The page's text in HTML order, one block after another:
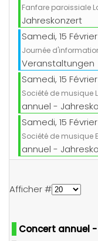
Fanfare paroissiale
Jahreskonzert
Samedi, 15
Journée
Veranstaltungen
Samedi, 15
Société de musique
annuel -
Samedi, 15
Société de musique
annuel -
Afficher #
Concert annuel